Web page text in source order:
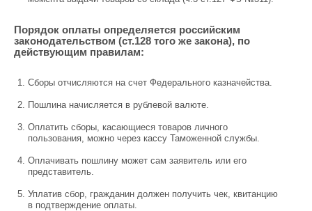
Порядок оплаты определяется российским
законодательством (ст.128 того же закона), по
действующим правилам:
Сборы отчисляются на счет Федерального казначейства.
Пошлина начисляется в рублевой валюте.
Оплатить сборы, касающиеся товаров личного
пользования, можно через кассу Таможенной службы.
Оплачивать пошлину может сам заявитель или его
представитель.
Уплатив сбор, гражданин должен получить чек, квитанцию
в подтверждение оплаты.